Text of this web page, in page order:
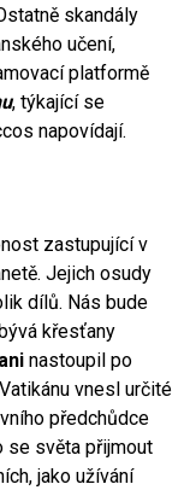
skandály
učení,
platformě
, týkající se
napovídají.
zastupující v
Jejich osudy
dílů. Nás bude
křesťany
nastoupil po
vnesl určité
předchůdce
se světa přijmout
jako užívání